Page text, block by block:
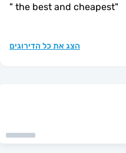
"the best and
הצג את כל הדירוגים